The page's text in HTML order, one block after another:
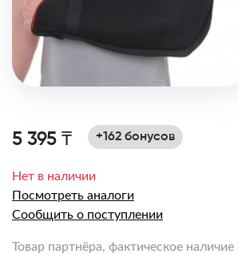
5 395 ₸ +162 бонусов
Нет в наличии
Посмотреть аналоги
Сообщить о поступлении
Товар партнёра, фактическое наличие